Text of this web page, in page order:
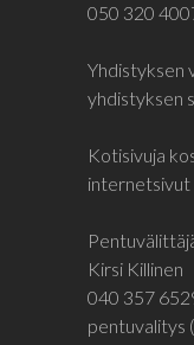
050 320
Yhdistyksen
yhdistyksen
Kotisivuja
Kirsi Killinen
040 357
pentuvalitys